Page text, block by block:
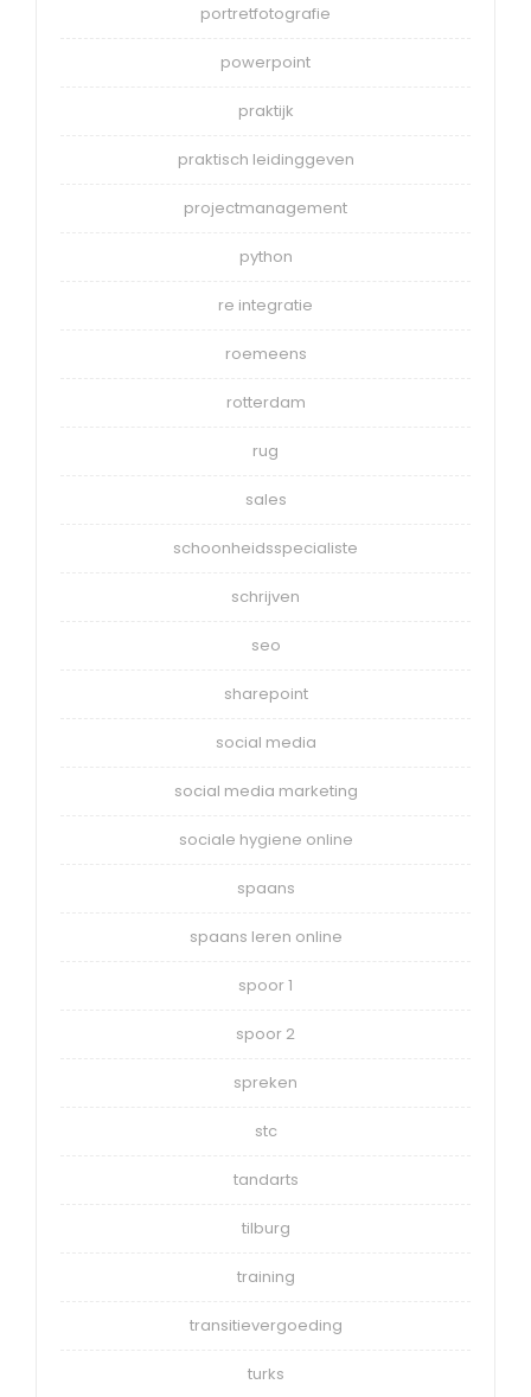
portretfotografie
powerpoint
praktijk
praktisch leidinggeven
projectmanagement
python
re integratie
roemeens
rotterdam
rug
sales
schoonheidsspecialiste
schrijven
seo
sharepoint
social media
social media marketing
sociale hygiene online
spaans
spaans leren online
spoor 1
spoor 2
spreken
stc
tandarts
tilburg
training
transitievergoeding
turks